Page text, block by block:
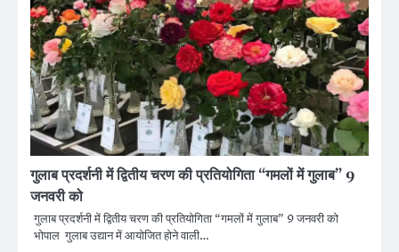
गुलाब प्रदर्शनी में द्वितीय चरण की प्रतियोगिता “गमलों में गुलाब” 9
जनवरी को
गुलाब प्रदर्शनी में द्वितीय चरण की प्रतियोगिता “गमलों में गुलाब” 9 जनवरी को
भोपाल गुलाब उद्यान में आयोजित होने वाली…